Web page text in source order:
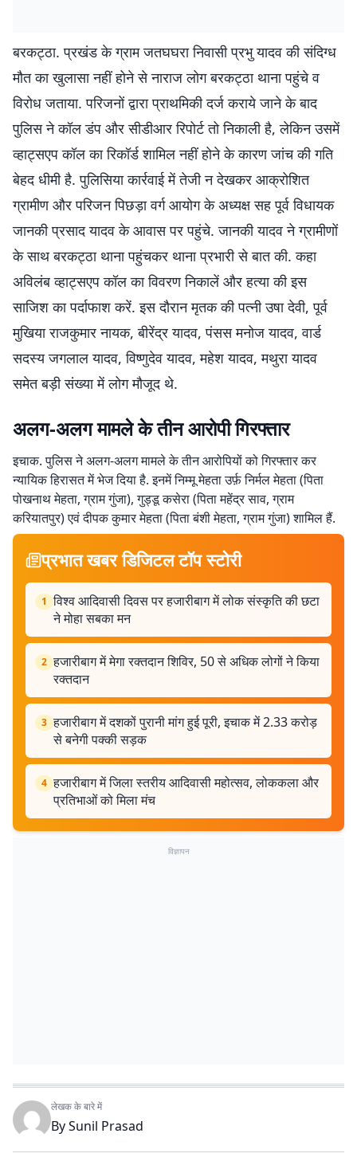
बरकट्ठा. प्रखंड के ग्राम जतघघरा निवासी प्रभु यादव की संदिग्ध
मौत का खुलासा नहीं होने से नाराज लोग बरकट्ठा थाना पहुंचे व
विरोध जताया. परिजनों द्वारा प्राथमिकी दर्ज कराये जाने के बाद
पुलिस ने कॉल डंप और सीडीआर रिपोर्ट तो निकाली है, लेकिन उसमें
व्हाट्सएप कॉल का रिकॉर्ड शामिल नहीं होने के कारण जांच की गति
बेहद धीमी है. पुलिसिया कार्रवाई में तेजी न देखकर आक्रोशित
ग्रामीण और परिजन पिछड़ा वर्ग आयोग के अध्यक्ष सह पूर्व विधायक
जानकी प्रसाद यादव के आवास पर पहुंचे. जानकी यादव ने ग्रामीणों
के साथ बरकट्ठा थाना पहुंचकर थाना प्रभारी से बात की. कहा
अविलंब व्हाट्सएप कॉल का विवरण निकालें और हत्या की इस
साजिश का पर्दाफाश करें. इस दौरान मृतक की पत्नी उषा देवी, पूर्व
मुखिया राजकुमार नायक, बीरेंद्र यादव, पंसस मनोज यादव, वार्ड
सदस्य जगलाल यादव, विष्णुदेव यादव, महेश यादव, मथुरा यादव
समेत बड़ी संख्या में लोग मौजूद थे.
अलग-अलग मामले के तीन आरोपी गिरफ्तार
इचाक. पुलिस ने अलग-अलग मामले के तीन आरोपियों को गिरफ्तार कर
न्यायिक हिरासत में भेज दिया है. इनमें निम्मू मेहता उर्फ़ निर्मल मेहता (पिता
पोखनाथ मेहता, ग्राम गुंजा), गुड्डू कसेरा (पिता महेंद्र साव, ग्राम
करियातपुर) एवं दीपक कुमार मेहता (पिता बंशी मेहता, ग्राम गुंजा) शामिल हैं.
प्रभात खबर डिजिटल टॉप स्टोरी
1 विश्व आदिवासी दिवस पर हजारीबाग में लोक संस्कृति की छटा
ने मोहा सबका मन
2 हजारीबाग में मेगा रक्तदान शिविर, 50 से अधिक लोगों ने किया
रक्तदान
3 हजारीबाग में दशकों पुरानी मांग हुई पूरी, इचाक में 2.33 करोड़
से बनेगी पक्की सड़क
4 हजारीबाग में जिला स्तरीय आदिवासी महोत्सव, लोककला और
प्रतिभाओं को मिला मंच
विज्ञापन
लेखक के बारे में
BySunil Prasad